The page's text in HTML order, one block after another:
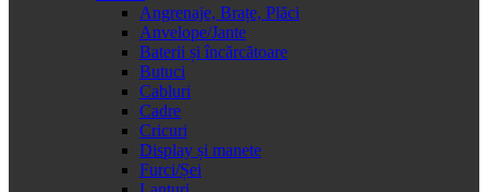
Angrenaje, Brațe, Plăci
Anvelope/Jante
Baterii și încărcătoare
Butuci
Cabluri
Cadre
Cricuri
Display și manete
Furci/Șei